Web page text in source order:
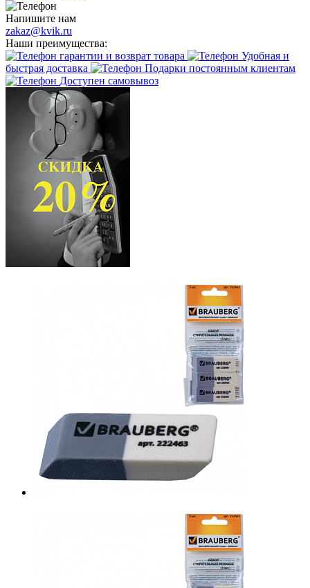
Напишите нам
zakaz@kvik.ru
Наши преимущества:
гарантии и возврат товара
Удобная и
быстрая доставка
Подарки постоянным клиентам
Доступен самовывоз